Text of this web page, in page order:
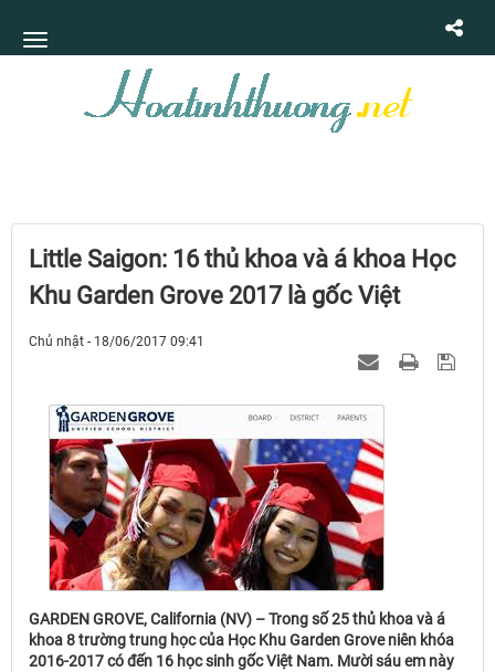
Little Saigon: 16 thủ khoa và á khoa Học
Khu Garden Grove 2017 là gốc Việt
Chủ nhật - 18/06/2017 09:41
GARDEN GROVE, California (NV) – Trong số 25 thủ khoa và á
khoa 8 trường trung học của Học Khu Garden Grove niên khóa
2016-2017 có đến 16 học sinh gốc Việt Nam. Mười sáu em này